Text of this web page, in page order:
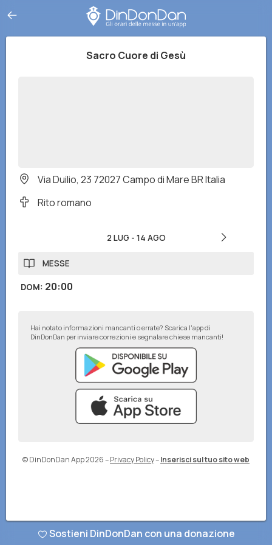
Sacro Cuore di Gesù
Via Duilio, 23 72027 Campo di Mare BR Italia
Rito romano
2 LUG - 14 AGO
MESSE
DOM: 20:00
Hai notato informazioni mancanti o errate? Scarica l'app di
DinDonDan per inviare correzioni e segnalare chiese mancanti!
© DinDonDan App 2026–Privacy Policy–Inserisci sul tuo sito web
Sostieni DinDonDan con una donazione